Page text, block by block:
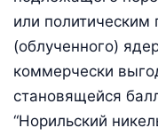
или политическим
(облученного)
коммерчески
становящейся
“Норильский